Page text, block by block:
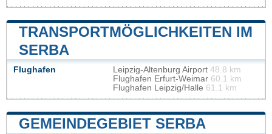
TRANSPORTMÖGLICHKEITEN IM
SERBA
Flughafen Leipzig-Altenburg Airport 48.8 km
Flughafen Erfurt-Weimar 60.1 km
Flughafen Leipzig/Halle 61.1 km
GEMEINDEGEBIET SERBA